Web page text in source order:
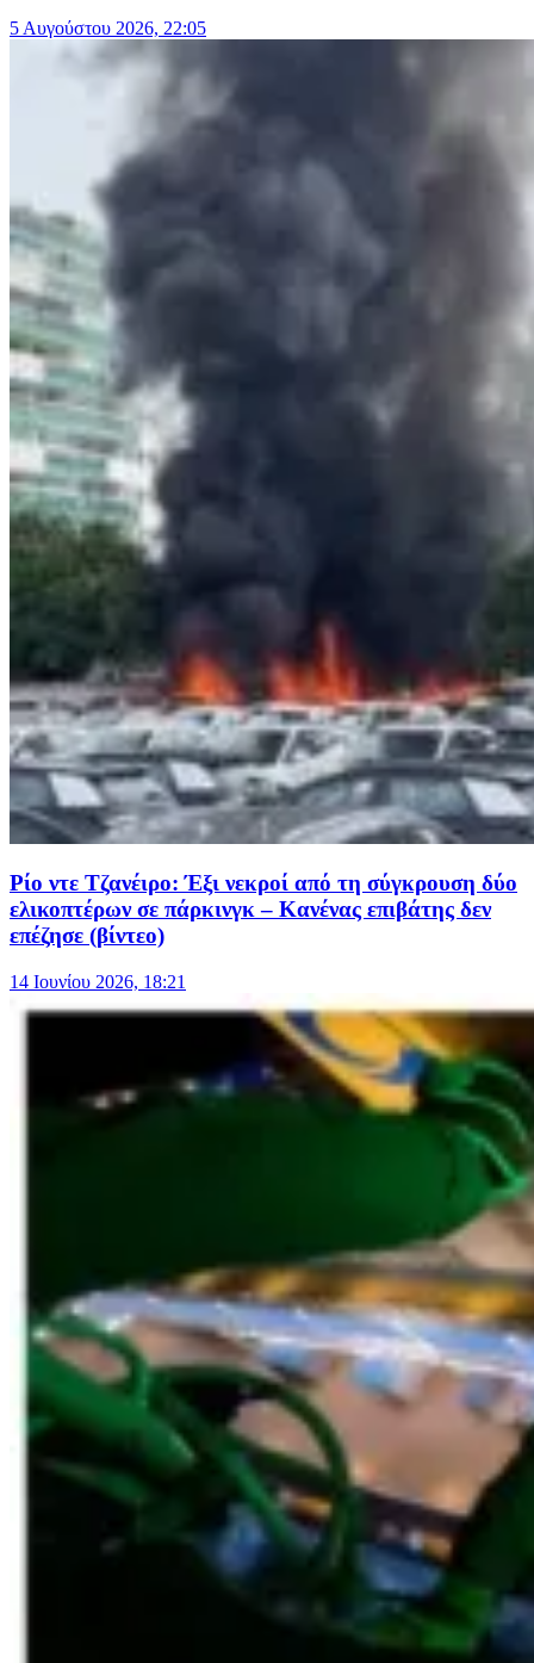
5 Αυγούστου 2026, 22:05
Ρίο ντε Τζανέιρο: Έξι νεκροί από τη σύγκρουση δύο
ελικοπτέρων σε πάρκινγκ – Κανένας επιβάτης δεν
επέζησε (βίντεο)
14 Ιουνίου 2026, 18:21